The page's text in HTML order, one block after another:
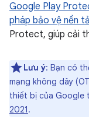
Google Play
pháp bảo vệ nền
Protect, giúp cải
Lưu ý: Bạn có
mạng không dây
thiết bị của Google
2021.